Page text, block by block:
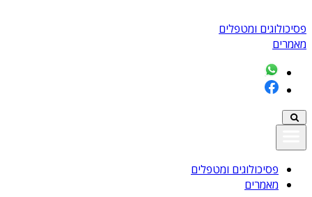
פסיכולוגים ומטפלים
מאמרים
פסיכולוגים ומטפלים
מאמרים